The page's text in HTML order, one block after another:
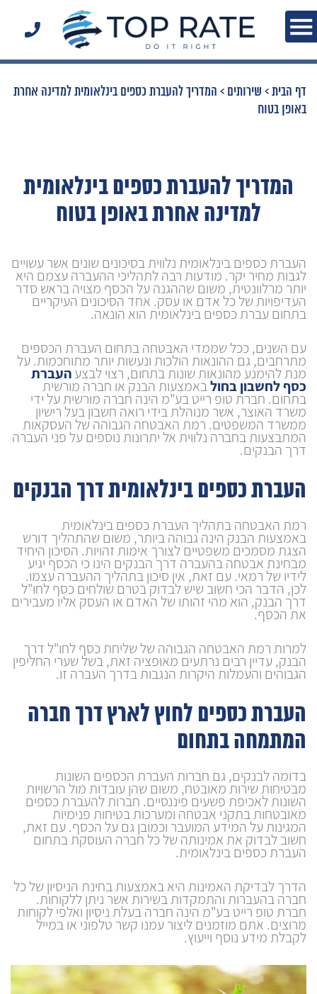
דף הבית> שירותים > המדריך להעברת כספים בינלאומית למדינה אחרת
באופן בטוח
המדריך להעברת כספים בינלאומית
למדינה אחרת באופן בטוח
העברת כספים בינלאומית נלווית בסיכונים שונים אשר עשויים
לגבות מחיר יקר. מודעות רבה לתהליכי ההעברה עצמם היא
יותר מרלוונטית, משום שההגנה על הכסף מצויה בראש סדר
העדיפויות של כל אדם או עסק. אחד הסיכונים העיקריים
בתחום עברת כספים בינלאומית הוא הונאה.
עם השנים, ככל שממדי האבטחה בתחום העברת הכספים
מתרחבים, גם ההונאות הולכות ונעשות יותר מתוחכמות. על
מנת להימנע מהונאות שונות בתחום, רצוי לבצעהעברת
כסף לחשבון בחולבאמצעות הבנק או חברה מורשית
בתחום. חברת טופ רייט בע"מ הינה חברה מורשית על ידי
משרד האוצר, אשר מנוהלת בידי רואה חשבון בעל רישיון
ממשרד המשפטים. רמת האבטחה הגבוהה של העסקאות
המתבצעות בחברה נלווית אל יתרונות נוספים על פני העברה
דרך הבנקים.
העברת כספים בינלאומית דרך הבנקים
רמת האבטחה בתהליך העברת כספים בינלאומית
באמצעות הבנק הינה גבוהה ביותר, משום שהתהליך דורש
הצגת מסמכים משפטיים לצורך אימות זהויות. הסיכון היחיד
מבחינת אבטחה בהעברה דרך הבנקים הינו כי הכסף יגיע
לידיו של רמאי. עם זאת, אין סיכון בתהליך ההעברה עצמו.
לכן, הדבר הכי חשוב שיש לבדוק בטרם שולחים כסף לחו"ל
דרך הבנק, הוא מהי זהותו של האדם או העסק אליו מעבירים
את הכסף.
למרות רמת האבטחה הגבוהה של שליחת כסף לחו"ל דרך
הבנק, עדיין רבים נרתעים מאופציה זאת, בשל שערי החליפין
הגבוהים והעמלות היקרות הנגבות בדרך העברה זו.
העברת כספים לחוץ לארץ דרך חברה
המתמחה בתחום
בדומה לבנקים, גם חברות העברת הכספים השונות
מבטיחות שירות מאובטח, משום שהן עובדות מול הרשויות
השונות לאכיפת פשעים פיננסיים. חברות להעברת כספים
מאובטחות בתקני אבטחה ומערכות בטיחות פנימיות
המגינות על המידע המועבר וכמובן גם על הכסף. עם זאת,
חשוב לבדוק את אמינותה של כל חברה העוסקת בתחום
העברת כספים בינלאומית.
הדרך לבדיקת האמינות היא באמצעות בחינת הניסיון של כל
חברה בהעברות והתמקדות בשירות אשר ניתן ללקוחות.
חברת טופ רייט בע"מ הינה חברה בעלת ניסיון ואלפי לקוחות
מרוצים. אתם מוזמנים ליצור עמנו קשר טלפוני או במייל
לקבלת מידע נוסף וייעוץ.